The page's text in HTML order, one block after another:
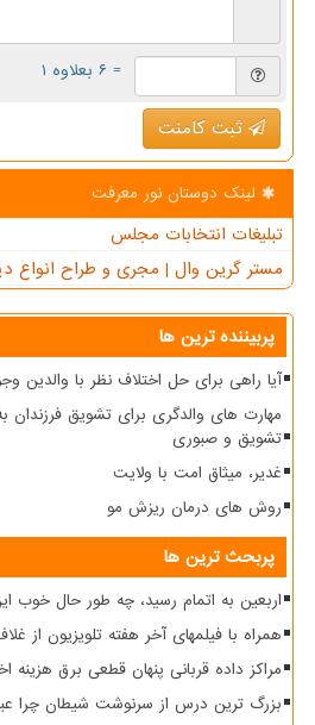
= ۶ بعلاوه ۱
ثبت کامنت
لینک دوستان نور معرفت
تبلیغات انتخابات مجلس
مستر گرین وال | مجری و طراح انواع
پربیننده ترین ها
آیا راهی برای حل اختلاف نظر با والدین
مهارت های والدگری برای تشویق فرزندان
تشویق و صبوری
غدیر، میثاق امت با ولایت
روش های درمان ریزش مو
پربحث ترین ها
اربعین به اتمام رسید، چه طور حال خوب
همراه با فیلمهای آخر هفته تلویزیون از
مراکز داده قربانی پنهان قطعی برق هزینه
بزرگ ترین درس از سرنوشت شیطان چرا